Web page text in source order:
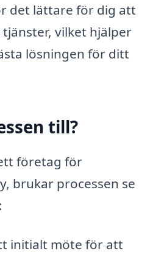
det lättare för dig att
vilket hjälper
lösningen för ditt
till?
företag för
brukar processen se
initialt möte för att